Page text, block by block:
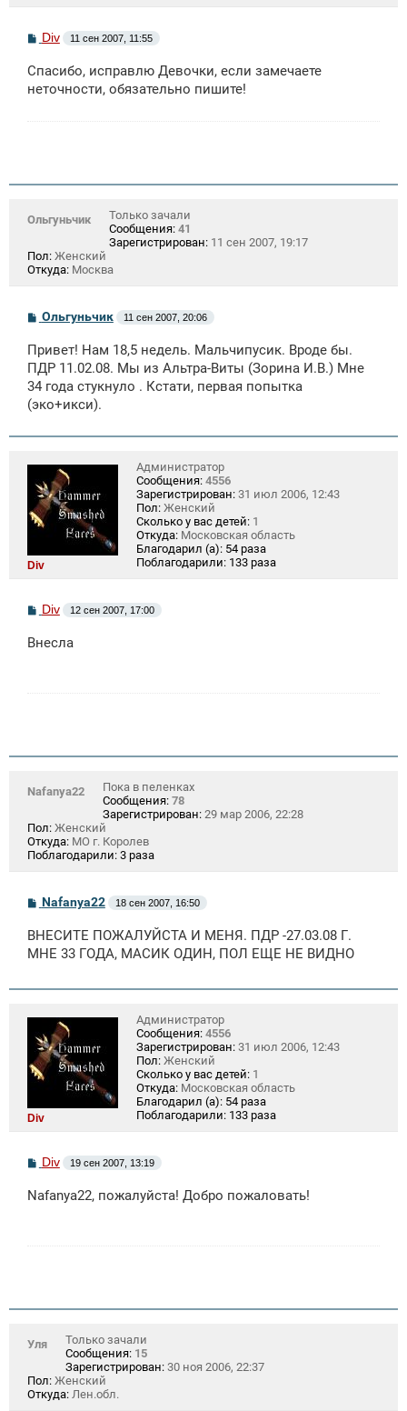
С
б
щ
Div 11 сен 2007, 11:55
Спасибо, исправлю Девочки, если замечаете
неточности, обязательно пишите!
Ольгуньчик
Только зачали
Сообщения: 41
Зарегистрирован: 11 сен 2007, 19:17
Пол: Женский
Откуда: Москва
С
б
щ
е
н
и
Ольгуньчик 11 сен 2007, 20:06
Привет! Нам 18,5 недель. Мальчипусик. Вроде бы.
ПДР 11.02.08. Мы из Альтра-Виты (Зорина И.В.) Мне
34 года стукнуло . Кстати, первая попытка
(эко+икси).
Div
Администратор
Сообщения: 4556
Зарегистрирован: 31 июл 2006, 12:43
Пол: Женский
Сколько у вас детей: 1
Откуда: Московская область
Благодарил (а): 54 раза
Поблагодарили: 133 раза
С
б
Div 12 сен 2007, 17:00
Внесла
Nafanya22
Пока в пеленках
Сообщения: 78
Зарегистрирован: 29 мар 2006, 22:28
Пол: Женский
Откуда: МО г. Королев
Поблагодарили: 3 раза
С
б
щ
и
Nafanya22 18 сен 2007, 16:50
ВНЕСИТЕ ПОЖАЛУЙСТА И МЕНЯ. ПДР -27.03.08 Г.
МНЕ 33 ГОДА, МАСИК ОДИН, ПОЛ ЕЩЕ НЕ ВИДНО
Div
Администратор
Сообщения: 4556
Зарегистрирован: 31 июл 2006, 12:43
Пол: Женский
Сколько у вас детей: 1
Откуда: Московская область
Благодарил (а): 54 раза
Поблагодарили: 133 раза
С
б
Div 19 сен 2007, 13:19
Nafanya22, пожалуйста! Добро пожаловать!
Уля
Только зачали
Сообщения: 15
Зарегистрирован: 30 ноя 2006, 22:37
Пол: Женский
Откуда: Лен.обл.